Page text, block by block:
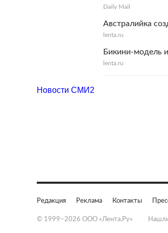
Daily Mail
Австралийка
lenta.ru
Бикини-модель
lenta.ru
Новости СМИ2
Редакция Реклама Контакты
© 1999–2026 ООО «Лента.Ру»